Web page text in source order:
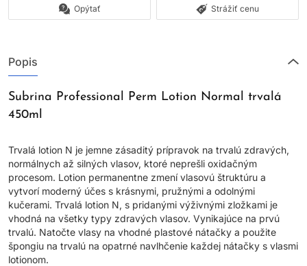
Opýtať Strážiť cenu
Popis
Subrina Professional Perm Lotion Normal trvalá
450ml
Trvalá lotion N je jemne zásaditý prípravok na trvalú zdravých,
normálnych až silných vlasov, ktoré neprešli oxidačným
procesom. Lotion permanentne zmení vlasovú štruktúru a
vytvorí moderný účes s krásnymi, pružnými a odolnými
kučerami. Trvalá lotion N, s pridanými výživnými zložkami je
vhodná na všetky typy zdravých vlasov. Vynikajúce na prvú
trvalú. Natočte vlasy na vhodné plastové nátačky a použite
špongiu na trvalú na opatrné navlhčenie každej nátačky s vlasmi
lotionom.